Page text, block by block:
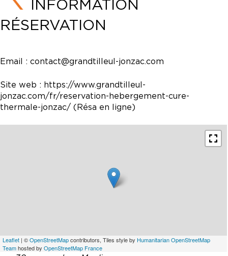
INFORMATION
RÉSERVATION
Email : contact@grandtilleul-jonzac.com
Site web : https://www.grandtilleul-
jonzac.com/fr/reservation-hebergement-cure-
thermale-jonzac/ (Résa en ligne)
Leaflet | ©OpenStreetMapcontributors, Tiles style by Humanitarian OpenStreetMap
Teamhosted by OpenStreetMap France